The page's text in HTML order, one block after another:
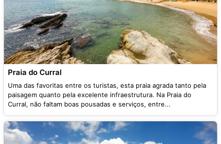
Praia do Curral
Uma das favoritas entre os turistas, esta praia agrada tanto pela
paisagem quanto pela excelente infraestrutura. Na Praia do
Curral, não faltam boas pousadas e serviços, entre...